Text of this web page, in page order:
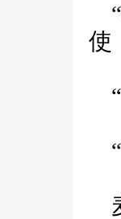
“
使
“
“